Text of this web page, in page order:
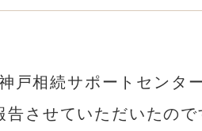
相続サポートセンタ
告させていただいたの